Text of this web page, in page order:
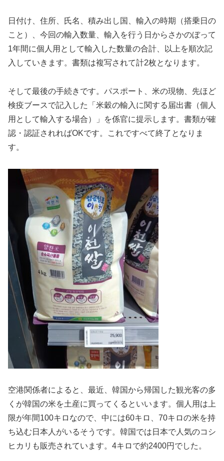
日付け、住所、氏名、積み出し国、輸入の時期（搭乗日の
こと）、今回の輸入数量、輸入を行う日からさかのぼって
1年間に個人用として輸入した数量の合計、以上を順次記
入していきます。書類は複写されて計2枚となります。
そして最後の手続きです。パスポート、米の現物、先ほど
検疫ブースで記入した「米穀の輸入に関する届出書（個人
用として輸入する場合）」を係官に提示します。書類が確
認・認証されればOKです。これですべて終了となりま
す。
空港関係者によると、最近、韓国から帰国した観光客の多
くが韓国の米を土産に買ってくるといいます。個人用は上
限が年間100キロなので、中には60キロ、70キロの米を持
ち込む日本人がいるそうです。韓国では日本で人気のコシ
ヒカリも販売されています。4キロで約2400円でした。